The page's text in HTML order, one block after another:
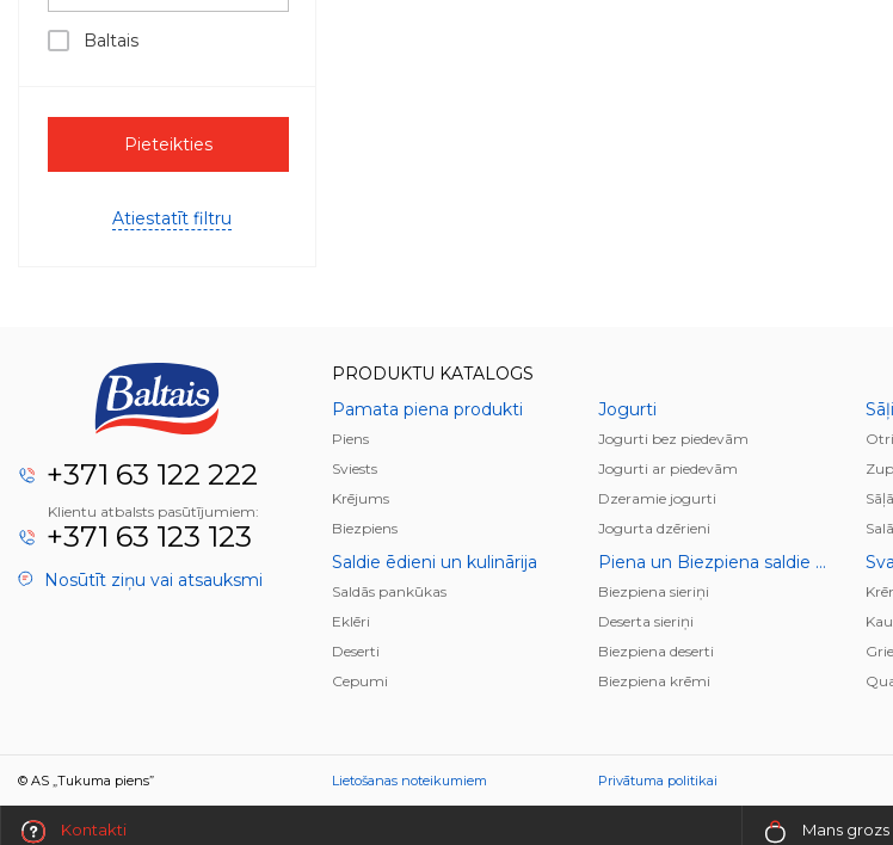
Kontakti Mans grozs
Baltais
Pieteikties
Atiestatīt filtru
+371 63 122 222
Klientu atbalsts pasūtījumiem:
+371 63 123 123
Nosūtīt ziņu vai atsauksmi
PRODUKTU KATALOGS
Pamata piena produkti
Piens
Sviests
Krējums
Biezpiens
Jogurti
Jogurti bez piedevām
Jogurti ar piedevām
Dzeramie jogurti
Jogurta dzērieni
Saldie ēdieni un kulinārija
Saldās pankūkas
Eklēri
Deserti
Cepumi
Piena un Biezpiena saldie krēmi, deserti, pudiņi
Biezpiena sieriņi
Deserta sieriņi
Biezpiena deserti
Biezpiena krēmi
Lietošanas noteikumiem Privātuma politikai
© AS „Tukuma piens”